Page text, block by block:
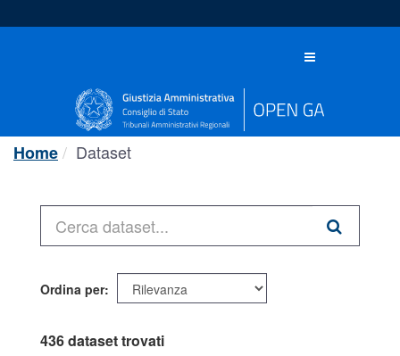
al
Toggle
Home Dataset
Ordina per
436 dataset trovati